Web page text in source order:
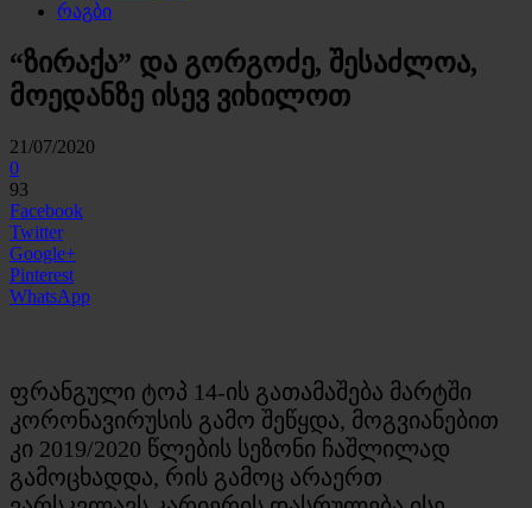
რაგბი
“ზირაქა” და გორგოძე, შესაძლოა,
მოედანზე ისევ ვიხილოთ
21/07/2020
0
93
Facebook
Twitter
Google+
Pinterest
WhatsApp
ფრანგული ტოპ 14-ის გათამაშება მარტში
კორონავირუსის გამო შეწყდა, მოგვიანებით
კი 2019/2020 წლების სეზონი ჩაშლილად
გამოცხადდა, რის გამოც არაერთ